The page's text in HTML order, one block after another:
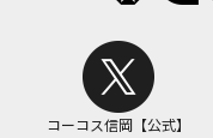
コーコス信岡【公式】